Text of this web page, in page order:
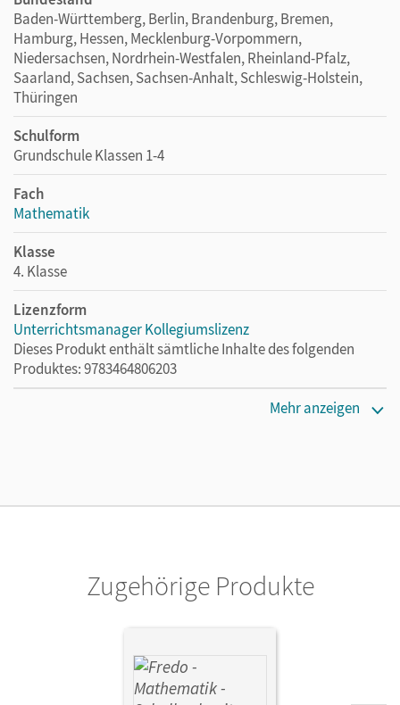
Baden-Württemberg, Berlin, Brandenburg, Bremen,
Hamburg, Hessen, Mecklenburg-Vorpommern,
Niedersachsen, Nordrhein-Westfalen, Rheinland-Pfalz,
Saarland, Sachsen, Sachsen-Anhalt, Schleswig-Holstein,
Thüringen
Schulform
Grundschule Klassen 1-4
Fach
Mathematik
Klasse
4. Klasse
Lizenzform
Unterrichtsmanager Kollegiumslizenz
Dieses Produkt enthält sämtliche Inhalte des folgenden
Produktes: 9783464806203
Unterrichtsmanagers solange das Lehrwerk erhältlich ist.
Mehr anzeigen
Zugehörige Produkte